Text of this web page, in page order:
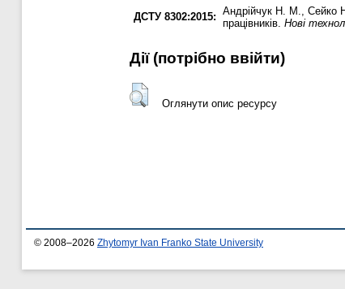
ДСТУ 8302:2015: Андрійчук Н. М., Сейко
працівників. Нові
Дії ​​(потрібно ввійти)
Оглянути опис ресурсу
© 2008–2026 Zhytomyr Ivan Franko State University